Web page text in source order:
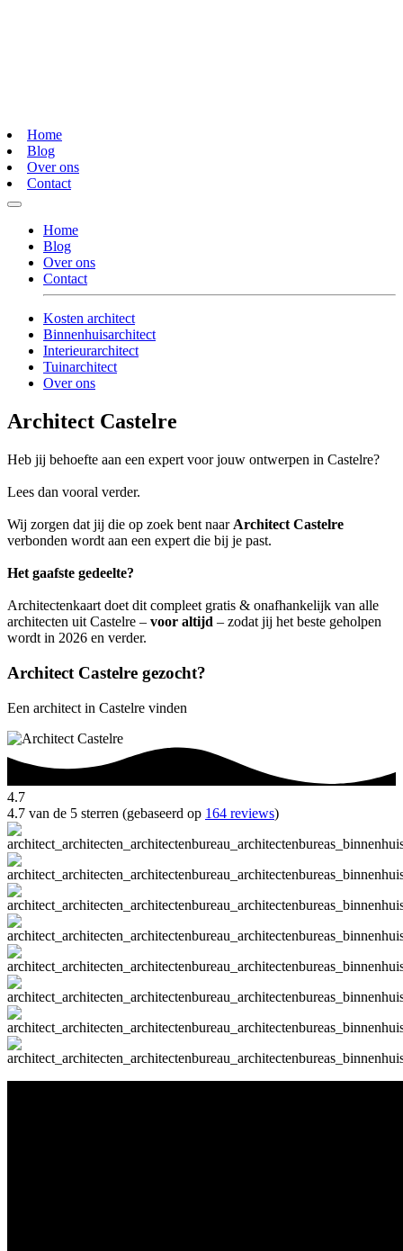
Home
Blog
Over ons
Contact
Home
Blog
Over ons
Contact
Kosten architect
Binnenhuisarchitect
Interieurarchitect
Tuinarchitect
Over ons
Architect Castelre
Heb jij behoefte aan een expert voor jouw ontwerpen in Castelre?
Lees dan vooral verder.
Wij zorgen dat jij die op zoek bent naar Architect Castelre
verbonden wordt aan een expert die bij je past.
Het gaafste gedeelte?
Architectenkaart doet dit compleet gratis & onafhankelijk van alle
architecten uit Castelre – voor altijd – zodat jij het beste geholpen
wordt in 2026 en verder.
Architect Castelre gezocht?
Een architect in Castelre vinden
4.7
4.7 van de 5 sterren (gebaseerd op 164 reviews)